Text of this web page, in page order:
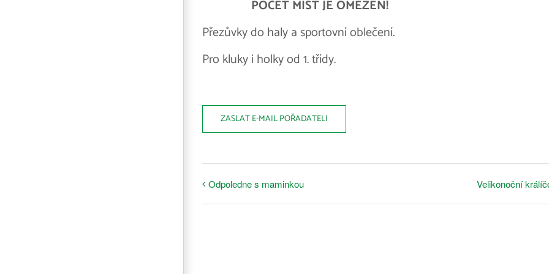
POČET MÍST JE OMEZEN!
Přezůvky do haly a sportovní oblečení.
Pro kluky i holky od 1. třídy.
ZASLAT E-MAIL POŘADATELI
Odpoledne s maminkou Velikonoční